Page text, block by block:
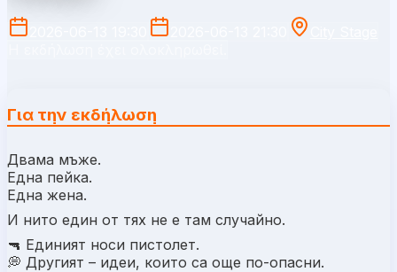
Για την εκδήλωση
Двама мъже.
Една пейка.
Една жена.
И нито един от тях не е там случайно.
🔫 Единият носи пистолет.
💭 Другият – идеи, които са още по-опасни.